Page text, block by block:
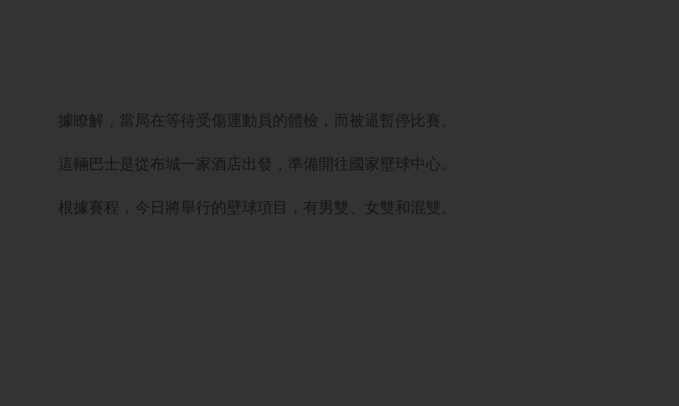
據瞭解，當局在等待受傷運動員的體檢，而被逼暫停比賽。
這輛巴士是從布城一家酒店出發，準備開往國家壁球中心。
根據賽程，今日將舉行的壁球項目，有男雙、女雙和混雙。